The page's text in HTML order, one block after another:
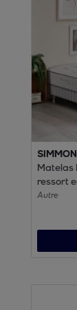
Matelas
ressort
ferme,
Autre